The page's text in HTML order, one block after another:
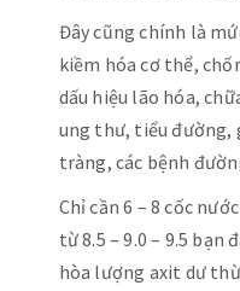
Đây cũng chính là
kiềm hóa cơ thể,
dấu hiệu lão hóa,
ung thư, tiểu đường,
tràng, các bệnh
Chỉ cần 6 – 8 cốc
từ 8.5 – 9.0 – 9.5
hòa lượng axit dư